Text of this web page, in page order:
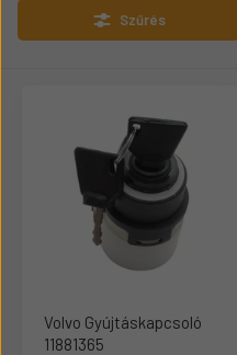
Szűrés
Volvo Gyújtáskapcsoló
11881365